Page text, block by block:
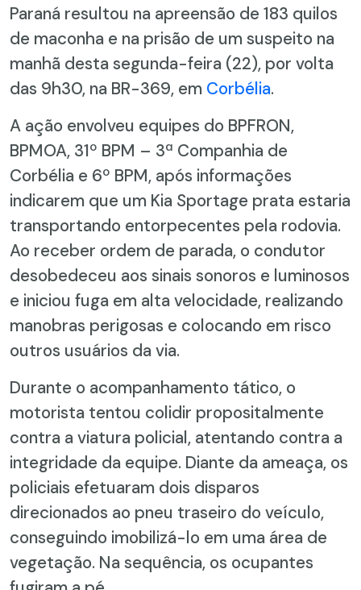
Paraná resultou na apreensão de 183 quilos
de maconha e na prisão de um suspeito na
manhã desta segunda-feira (22), por volta
das 9h30, na BR-369, em Corbélia.
A ação envolveu equipes do BPFRON,
BPMOA, 31º BPM – 3ª Companhia de
Corbélia e 6º BPM, após informações
indicarem que um Kia Sportage prata estaria
transportando entorpecentes pela rodovia.
Ao receber ordem de parada, o condutor
desobedeceu aos sinais sonoros e luminosos
e iniciou fuga em alta velocidade, realizando
manobras perigosas e colocando em risco
outros usuários da via.
Durante o acompanhamento tático, o
motorista tentou colidir propositalmente
contra a viatura policial, atentando contra a
integridade da equipe. Diante da ameaça, os
policiais efetuaram dois disparos
direcionados ao pneu traseiro do veículo,
conseguindo imobilizá-lo em uma área de
vegetação. Na sequência, os ocupantes